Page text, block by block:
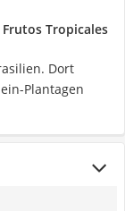
Tropicales
Dort
Plantagen